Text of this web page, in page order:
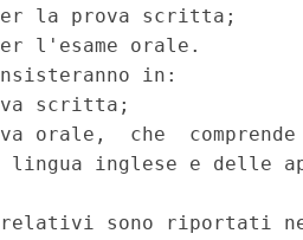
la prova scritta;
l'esame orale.
in:
scritta;
orale,  che
lingua inglese e delle
sono riportati